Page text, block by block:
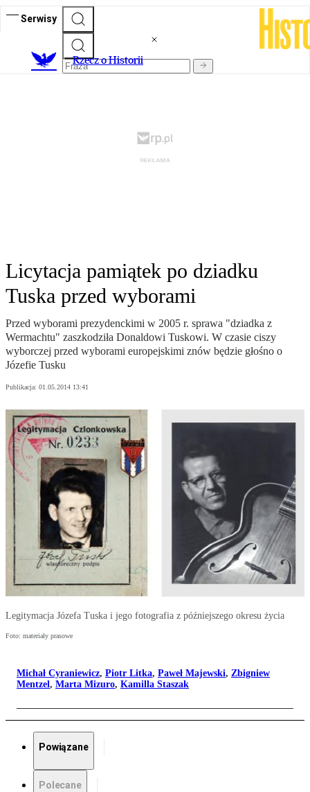
Serwisy
Rzecz o Historii
Licytacja pamiątek po dziadku
Tuska przed wyborami
Przed wyborami prezydenckimi w 2005 r. sprawa "dziadka z
Wermachtu" zaszkodziła Donaldowi Tuskowi. W czasie ciszy
wyborczej przed wyborami europejskimi znów będzie głośno o
Józefie Tusku
Publikacja: 01.05.2014 13:41
Legitymacja Józefa Tuska i jego fotografia z późniejszego okresu życia
Foto: materiały prasowe
Michał Cyraniewicz, Piotr Litka, Paweł Majewski, Zbigniew
Mentzel, Marta Mizuro, Kamilla Staszak
Powiązane
Polecane